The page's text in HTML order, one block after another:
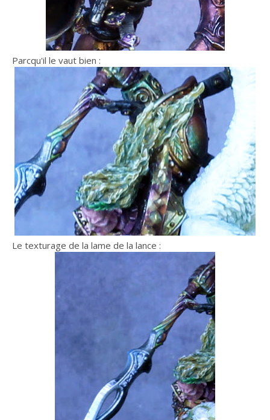
Parcqu'il le vaut bien :
Le texturage de la lame de la lance :